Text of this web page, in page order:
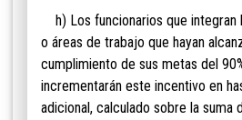
h) Los funcionarios que integran
o áreas de trabajo que hayan
cumplimiento de sus metas del
incrementarán este incentivo en
adicional, calculado sobre la suma